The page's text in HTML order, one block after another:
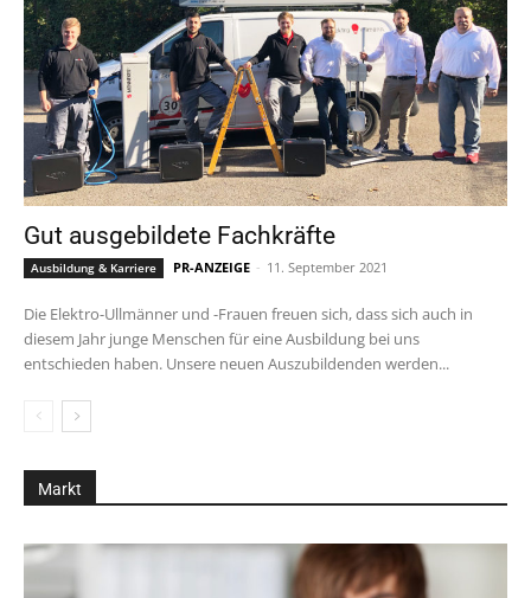
Gut ausgebildete Fachkräfte
Ausbildung & Karriere PR-ANZEIGE - 11. September 2021
Die Elektro-Ullmänner und -Frauen freuen sich, dass sich auch in
diesem Jahr junge Menschen für eine Ausbildung bei uns
entschieden haben. Unsere neuen Auszubildenden werden...
Markt